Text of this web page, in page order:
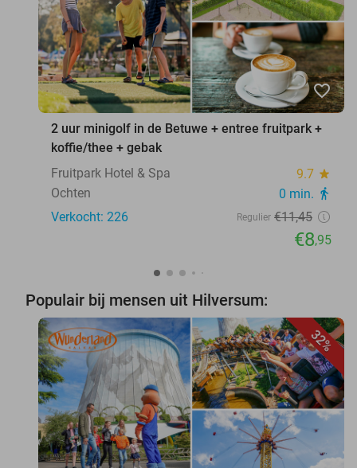
favorite_border
2 uur minigolf in de Betuwe + entree fruitpark +
koffie/thee + gebak
Fruitpark Hotel & Spa
9.7 star
Ochten 0 min. directions_walk
Verkocht: 226 Regulier €11,45
€8,95
Populair bij mensen uit Hilversum:
32%